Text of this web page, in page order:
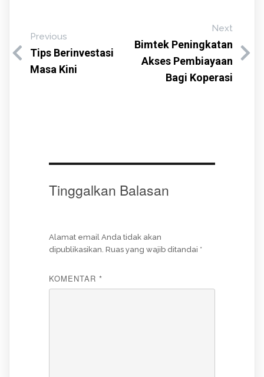
Previous
Tips Berinvestasi
Masa Kini
Next
Bimtek Peningkatan
Akses Pembiayaan
Bagi Koperasi
Tinggalkan Balasan
Alamat email Anda tidak akan
dipublikasikan. Ruas yang wajib ditandai *
KOMENTAR *